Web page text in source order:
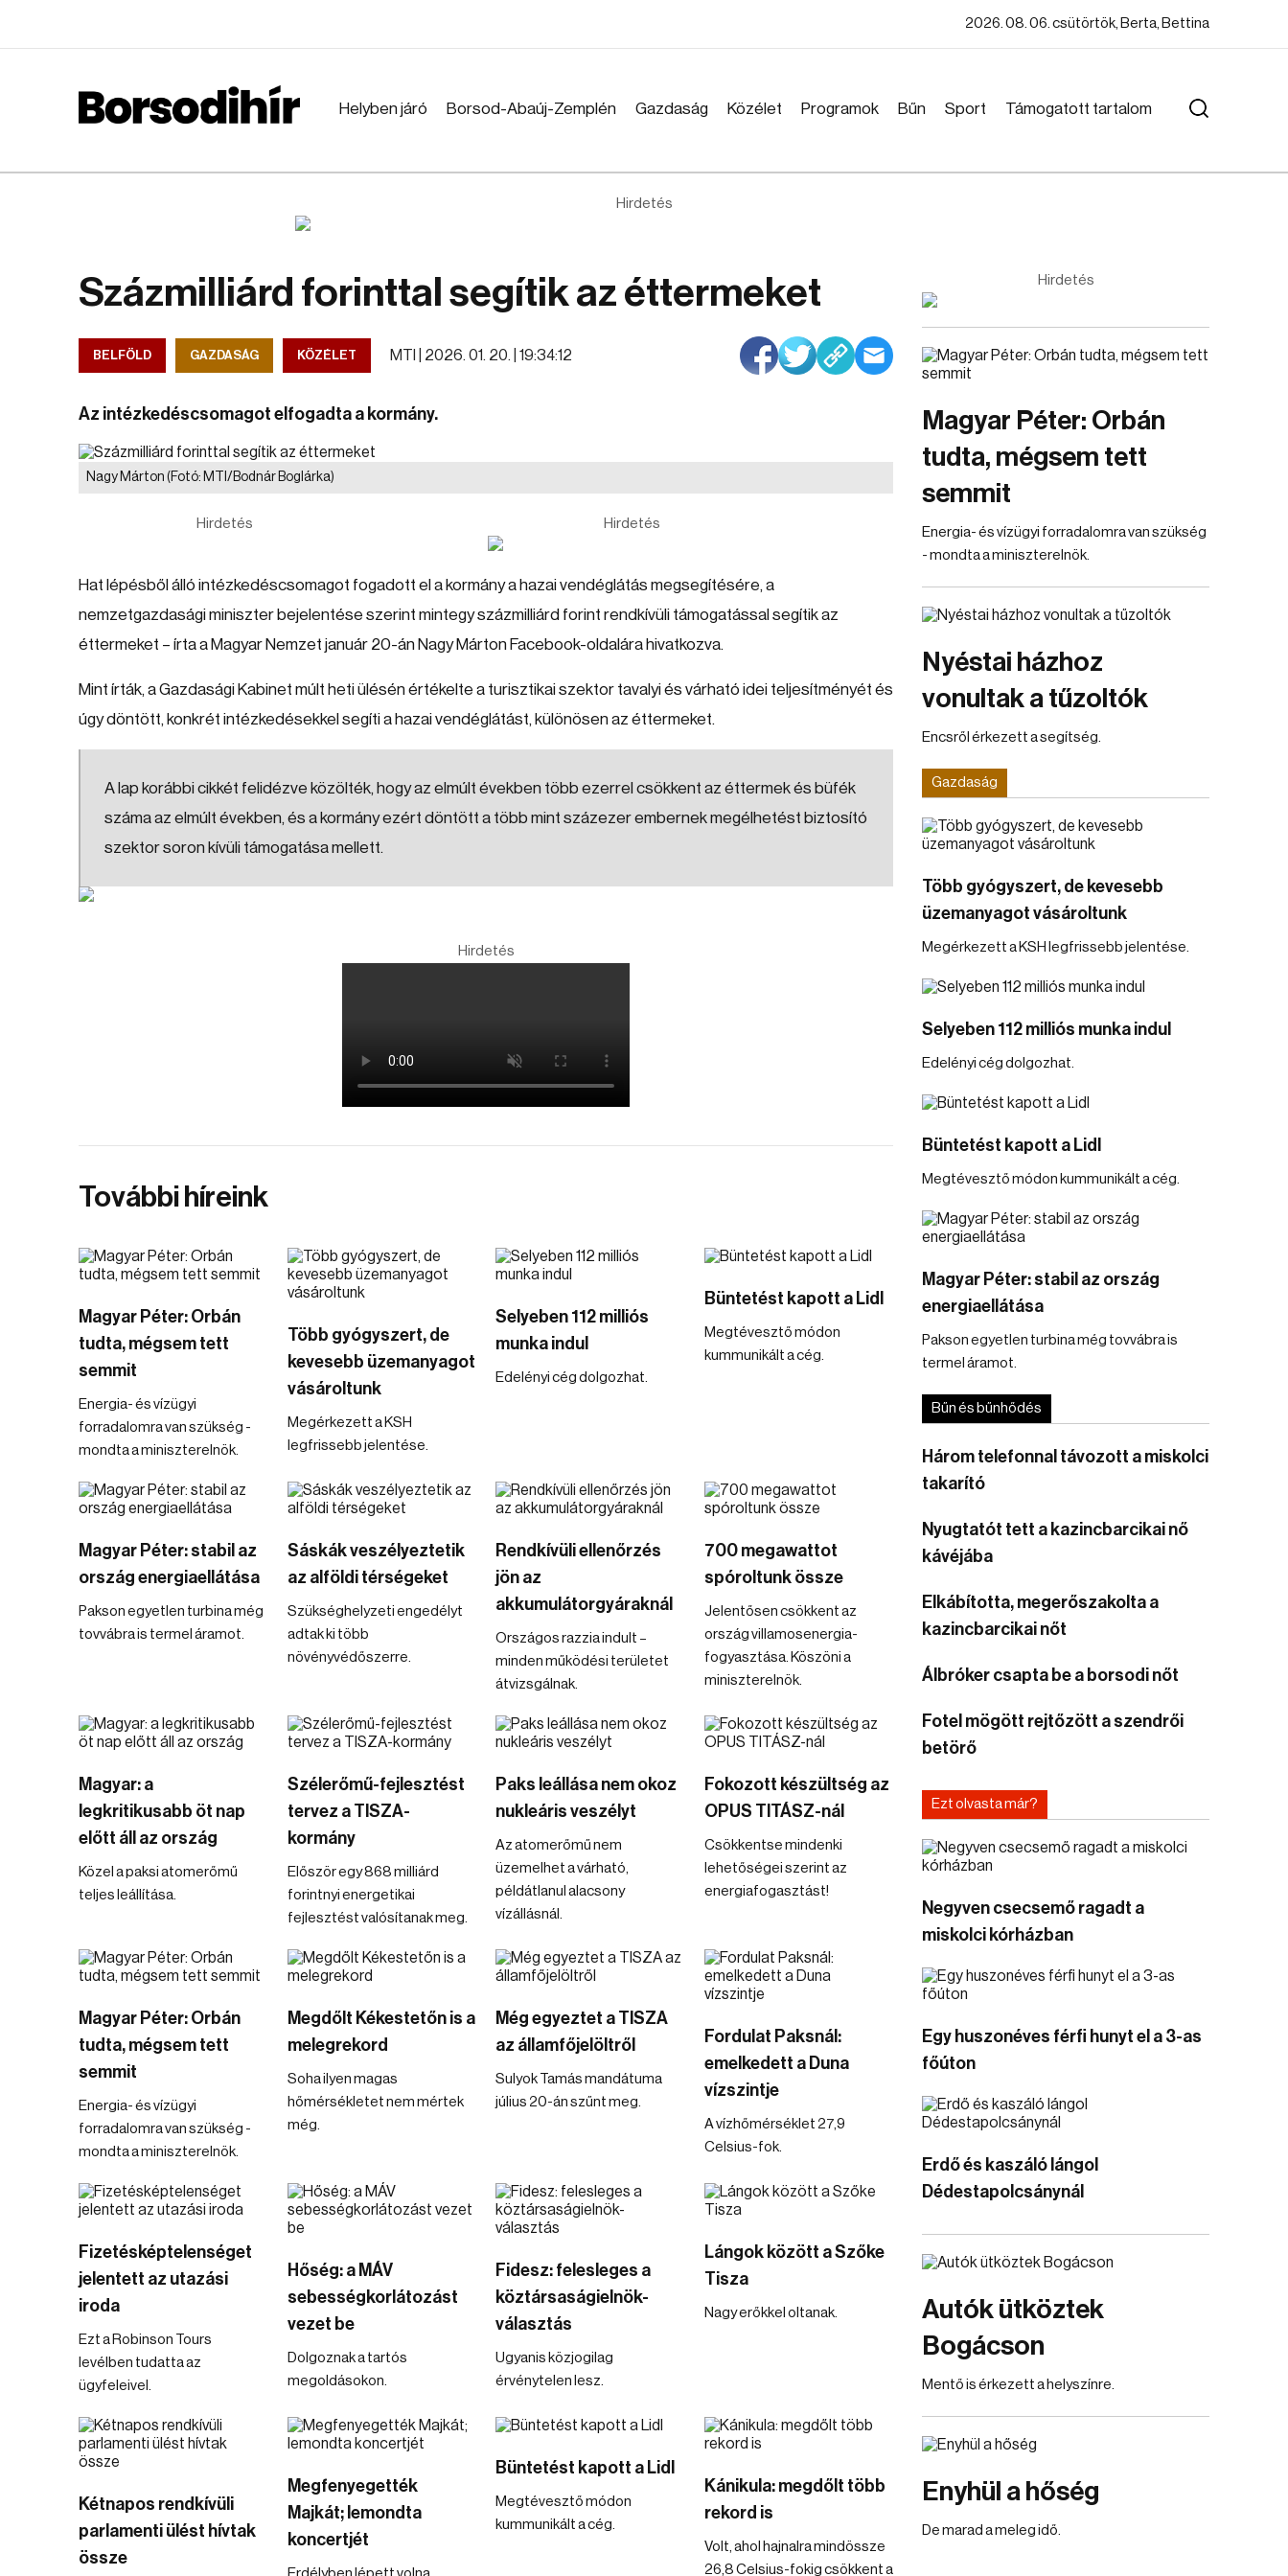
2026. 08. 06. csütörtök, Berta, Bettina
Helyben járó Borsod-Abaúj-Zemplén Gazdaság Közélet Programok Bűn Sport Támogatott tartalom
Hirdetés
Százmilliárd forinttal segítik az éttermeket
BELFÖLD GAZDASÁG KÖZÉLET MTI | 2026. 01. 20. | 19:34:12
Az intézkedéscsomagot elfogadta a kormány.
Nagy Márton (Fotó: MTI/Bodnár Boglárka)
Hirdetés Hirdetés
Hat lépésből álló intézkedéscsomagot fogadott el a kormány a hazai vendéglátás megsegítésére, a
nemzetgazdasági miniszter bejelentése szerint mintegy százmilliárd forint rendkívüli támogatással segítik az
éttermeket – írta a Magyar Nemzet január 20-án Nagy Márton Facebook-oldalára hivatkozva.
Mint írták, a Gazdasági Kabinet múlt heti ülésén értékelte a turisztikai szektor tavalyi és várható idei teljesítményét és
úgy döntött, konkrét intézkedésekkel segíti a hazai vendéglátást, különösen az éttermeket.
A lap korábbi cikkét felidézve közölték, hogy az elmúlt években több ezerrel csökkent az éttermek és büfék
száma az elmúlt években, és a kormány ezért döntött a több mint százezer embernek megélhetést biztosító
szektor soron kívüli támogatása mellett.
Hirdetés
További híreink
Magyar Péter: Orbán
tudta, mégsem tett
semmit
Energia- és vízügyi
forradalomra van szükség -
mondta a miniszterelnök.
Több gyógyszert, de
kevesebb üzemanyagot
vásároltunk
Megérkezett a KSH
legfrissebb jelentése.
Selyeben 112 milliós
munka indul
Edelényi cég dolgozhat.
Büntetést kapott a Lidl
Megtévesztő módon
kummunikált a cég.
Magyar Péter: stabil az
ország energiaellátása
Pakson egyetlen turbina még
tovvábra is termel áramot.
Sáskák veszélyeztetik
az alföldi térségeket
Szükséghelyzeti engedélyt
adtak ki több
növényvédőszerre.
Rendkívüli ellenőrzés
jön az
akkumulátorgyáraknál
Országos razzia indult –
minden működési területet
átvizsgálnak.
700 megawattot
spóroltunk össze
Jelentősen csökkent az
ország villamosenergia-
fogyasztása. Köszöni a
miniszterelnök.
Magyar: a
legkritikusabb öt nap
előtt áll az ország
Közel a paksi atomerőmű
teljes leállítása.
Szélerőmű-fejlesztést
tervez a TISZA-
kormány
Először egy 868 milliárd
forintnyi energetikai
fejlesztést valósítanak meg.
Paks leállása nem okoz
nukleáris veszélyt
Az atomerőmű nem
üzemelhet a várható,
példátlanul alacsony
vízállásnál.
Fokozott készültség az
OPUS TITÁSZ-nál
Csökkentse mindenki
lehetőségei szerint az
energiafogasztást!
Magyar Péter: Orbán
tudta, mégsem tett
semmit
Energia- és vízügyi
forradalomra van szükség -
mondta a miniszterelnök.
Megdőlt Kékestetőn is a
melegrekord
Soha ilyen magas
hőmérsékletet nem mértek
még.
Még egyeztet a TISZA
az államfőjelöltről
Sulyok Tamás mandátuma
július 20-án szűnt meg.
Fordulat Paksnál:
emelkedett a Duna
vízszintje
A vízhőmérséklet 27,9
Celsius-fok.
Fizetésképtelenséget
jelentett az utazási
iroda
Ezt a Robinson Tours
levélben tudatta az
ügyfeleivel.
Hőség: a MÁV
sebességkorlátozást
vezet be
Dolgoznak a tartós
megoldásokon.
Fidesz: felesleges a
köztársaságielnök-
választás
Ugyanis közjogilag
érvénytelen lesz.
Lángok között a Szőke
Tisza
Nagy erőkkel oltanak.
Kétnapos rendkívüli
parlamenti ülést hívtak
össze
Megfenyegették
Majkát; lemondta
koncertjét
Büntetést kapott a Lidl
Megtévesztő módon
kummunikált a cég.
Kánikula: megdőlt több
rekord is
Volt, ahol hajnalra mindössze
26,8 Celsius-fokig csökkent a
Hirdetés
Magyar Péter: Orbán
tudta, mégsem tett
semmit
Energia- és vízügyi forradalomra van szükség
- mondta a miniszterelnök.
Nyéstai házhoz
vonultak a tűzoltók
Encsről érkezett a segítség.
Gazdaság
Több gyógyszert, de kevesebb
üzemanyagot vásároltunk
Megérkezett a KSH legfrissebb jelentése.
Selyeben 112 milliós munka indul
Edelényi cég dolgozhat.
Büntetést kapott a Lidl
Megtévesztő módon kummunikált a cég.
Magyar Péter: stabil az ország
energiaellátása
Pakson egyetlen turbina még tovvábra is
termel áramot.
Bűn és bűnhődés
Három telefonnal távozott a miskolci
takarító
Nyugtatót tett a kazincbarcikai nő
kávéjába
Elkábította, megerőszakolta a
kazincbarcikai nőt
Álbróker csapta be a borsodi nőt
Fotel mögött rejtőzött a szendrői
betörő
Ezt olvasta már?
Negyven csecsemő ragadt a
miskolci kórházban
Egy huszonéves férfi hunyt el a 3-as
főúton
Erdő és kaszáló lángol
Dédestapolcsánynál
Autók ütköztek
Bogácson
Mentő is érkezett a helyszínre.
Enyhül a hőség
De marad a meleg idő.